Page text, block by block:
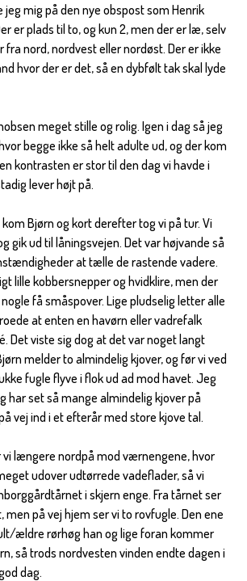
jeg mig på den nye obspost som Henrik
er plads til to, og kun 2, men der er læ, selv
fra nord, nordvest eller nordøst. Der er ikke
hvor der er det, så en dybfølt tak skal lyde
meget stille og rolig. Igen i dag så jeg
begge ikke så helt adulte ud, og der kom
kontrasten er stor til den dag vi havde i
lever højt på.
Bjørn og kort derefter tog vi på tur. Vi
gik ud til låningsvejen. Det var højvande så
at tælle de rastende vadere.
lille kobbersnepper og hvidklire, men der
få småspover. Lige pludselig letter alle
at enten en havørn eller vadrefalk
Det viste sig dog at det var noget langt
melder to almindelig kjover, og før vi ved
fugle flyve i flok ud ad mod havet. Jeg
har set så mange almindelig kjover på
vej ind i et efterår med store kjove tal.
længere nordpå mod værnengene, hvor
udover udtørrede vadeflader, så vi
i skjern enge. Fra tårnet ser
på vej hjem ser vi to rovfugle. Den ene
ældre rørhøg han og lige foran kommer
så trods nordvesten vinden endte dagen i
dag.